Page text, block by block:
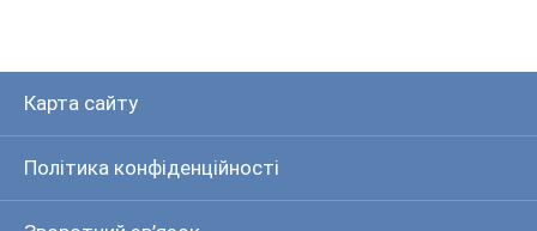
Карта сайту
Політика конфіденційності